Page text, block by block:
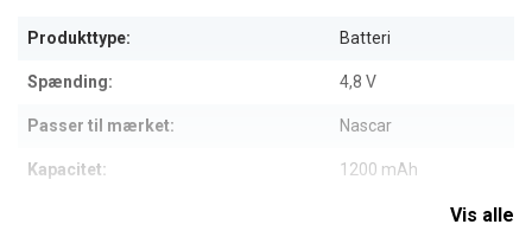
Produkttype: Batteri
Spænding: 4,8 V
Passer til mærket: Nascar
Kapacitet: 1200 mAh
Vis alle